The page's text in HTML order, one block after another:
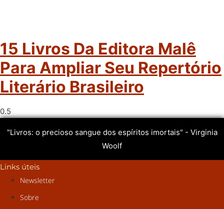
15 Livros Da Editora Malê
Para Ampliar Seu Repertório
Literário Brasileiro
"Livros: o precioso sangue dos espíritos imortais" - Virginia
Woolf
Links úteis
Newsletter
Sobre